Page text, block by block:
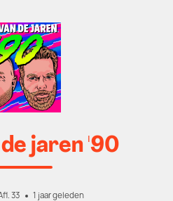
jaren '90
33 1 jaar geleden